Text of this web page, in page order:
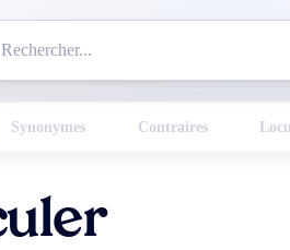
Synonymes Contraires